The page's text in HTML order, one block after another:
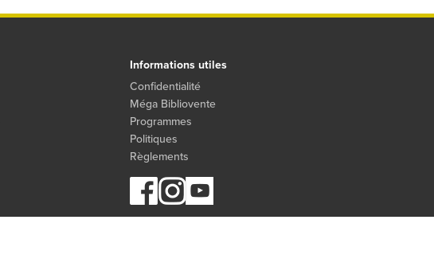
Informations utiles
Confidentialité
Méga Bibliovente
Programmes
Politiques
Règlements